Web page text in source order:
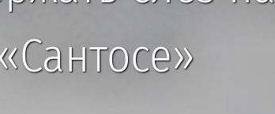
«Сантосе»